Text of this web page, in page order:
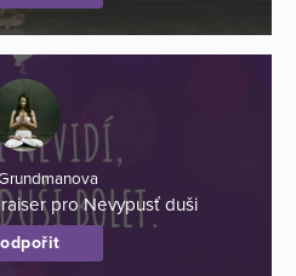
pro Nevypusť duši